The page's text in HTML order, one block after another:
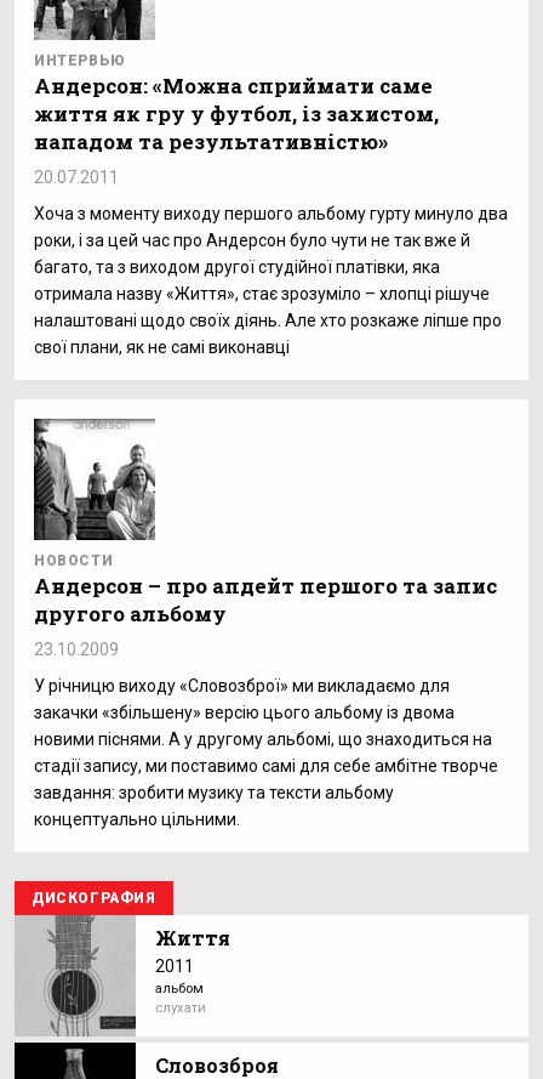
ИНТЕРВЬЮ
Андерсон: «Можна сприймати саме
життя як гру у футбол, із захистом,
нападом та результативністю»
20.07.2011
Хоча з моменту виходу першого альбому гурту минуло два
роки, і за цей час про Андерсон було чути не так вже й
багато, та з виходом другої студійної платівки, яка
отримала назву «Життя», стає зрозуміло – хлопці рішуче
налаштовані щодо своїх діянь. Але хто розкаже ліпше про
свої плани, як не самі виконавці
НОВОСТИ
Андерсон – про апдейт першого та запис
другого альбому
23.10.2009
У річницю виходу «Словозброї» ми викладаємо для
закачки «збільшену» версію цього альбому із двома
новими піснями. А у другому альбомі, що знаходиться на
стадії запису, ми поставимо самі для себе амбітне творче
завдання: зробити музику та тексти альбому
концептуально цільними.
ДИСКОГРАФИЯ
Життя
2011
альбом
слухати
Словозброя